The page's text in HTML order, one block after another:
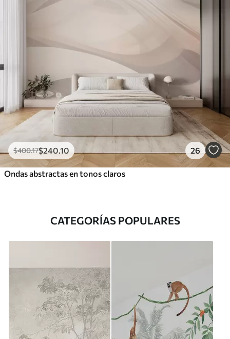
$400.17$240 .10 26
Ondas abstractas en tonos claros
CATEGORÍAS POPULARES